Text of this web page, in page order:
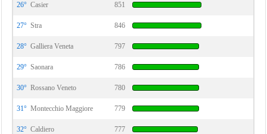
26° Casier 851
27° Stra 846
28° Galliera Veneta 797
29° Saonara 786
30° Rossano Veneto 780
31° Montecchio Maggiore 779
32° Caldiero 777